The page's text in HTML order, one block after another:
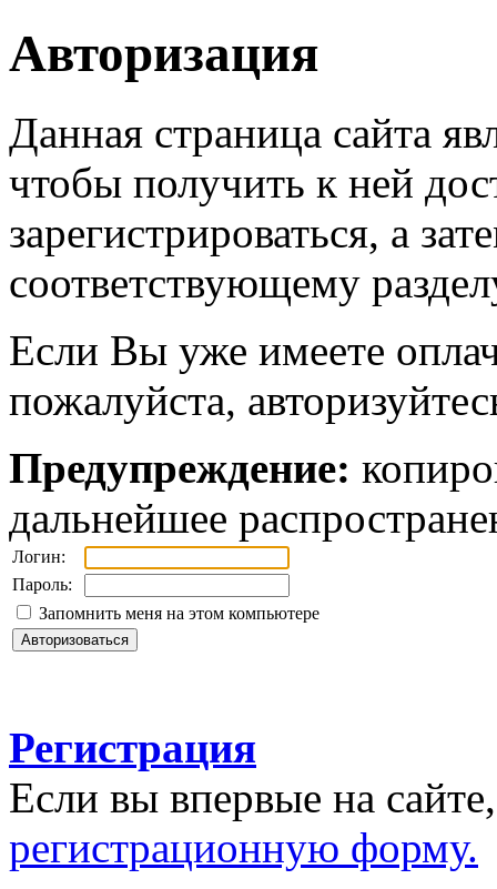
Авторизация
Данная страница сайта
чтобы получить к ней
зарегистрироваться, а
соответствующему
Если Вы уже имеете
пожалуйста,
Предупреждение:
дальнейшее
Логин:
Пароль:
Запомнить меня на этом компьютере
Регистрация
Если вы впервые на
регистрационную форму.